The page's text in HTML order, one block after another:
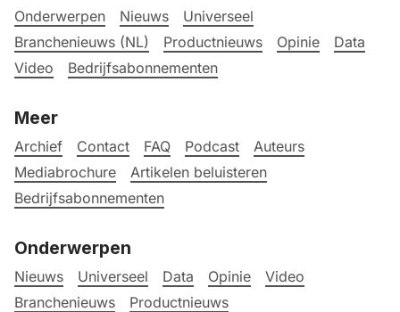
Onderwerpen Nieuws
Universeel
Branchenieuws (NL)
Productnieuws Opinie
Data
Video
Bedrijfsabonnementen
Meer
Archief Contact FAQ Podcast
Auteurs
Mediabrochure
Artikelen beluisteren
Bedrijfsabonnementen
Onderwerpen
Nieuws Universeel Data Opinie
Video
Branchenieuws
Productnieuws